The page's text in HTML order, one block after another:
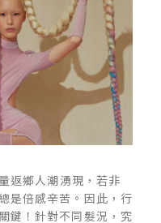
返鄉人潮湧現，若非
是倍感辛苦。因此，行
鍵！針對不同髮況，究